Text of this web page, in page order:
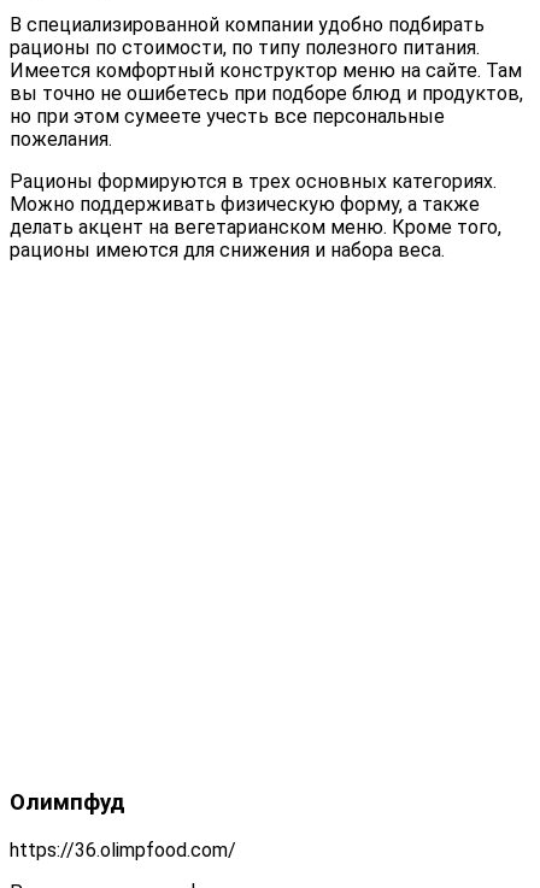
В специализированной компании удобно подбирать
рационы по стоимости, по типу полезного питания.
Имеется комфортный конструктор меню на сайте. Там
вы точно не ошибетесь при подборе блюд и продуктов,
но при этом сумеете учесть все персональные
пожелания.
Рационы формируются в трех основных категориях.
Можно поддерживать физическую форму, а также
делать акцент на вегетарианском меню. Кроме того,
рационы имеются для снижения и набора веса.
Олимпфуд
https://36.olimpfood.com/